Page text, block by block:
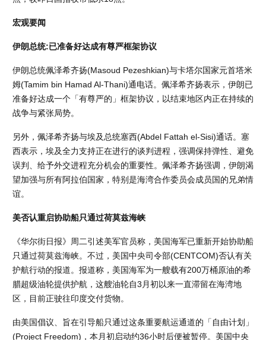
宏观要闻
伊朗总统:已准备好达成有尊严框架协议
伊朗总统佩泽希齐扬(Masoud Pezeshkian)与卡塔尔国家元首塔米
姆(Tamim bin Hamad Al-Thani)通电话。佩泽希齐扬表示，伊朗已
准备好达成一个「有尊严的」框架协议，以结束地区内正在持续的
战争与紧张局势。
另外，佩泽希齐扬与埃及总统塞西(Abdel Fattah el-Sisi)通话。塞
西表示，埃及全力支持正在进行的谈判进程，强调保持弹性、避免
误判、给予外交进程充分机会的重要性。佩泽希齐扬强调，伊朗渴
望加强与所有阿拉伯国家，特别是海湾合作委员会成员国的兄弟情
谊。
美否认重启协助船只通过荷莫兹海峡
《华尔街日报》周二引述美军官员称，美国海军已重新开始协助船
只通过荷莫兹海峡。不过，美国中央司令部(CENTCOM)否认有关
护航行动的报道。报道称，美国海军为一艘载有200万桶原油的希
腊超级油轮提供护航，这艘油轮自3月初以来一直滞留在海湾地
区，目前正驶往印度交付货物。
由美国倡议、旨在引导船只通过这条重要航运通道的「自由计划」
(Project Freedom)，本月初启动约36小时后便被暂停。美国中央